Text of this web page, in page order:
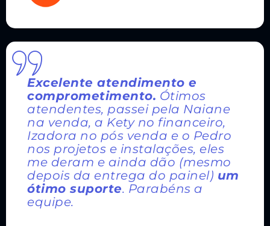
Excelente atendimento e
comprometimento. Ótimos
atendentes, passei pela Naiane
na venda, a Kety no financeiro,
Izadora no pós venda e o Pedro
nos projetos e instalações, eles
me deram e ainda dão (mesmo
depois da entrega do painel) um
ótimo suporte. Parabéns a
equipe.